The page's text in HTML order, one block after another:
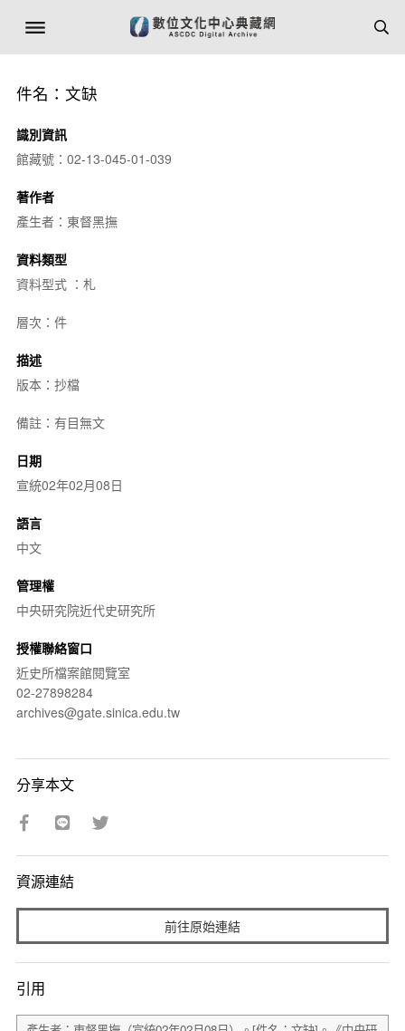
件名：文缺
識別資訊
館藏號：02-13-045-01-039
著作者
產生者：東督黑撫
資料類型
資料型式 ：札
層次：件
描述
版本：抄檔
備註：有目無文
日期
宣統02年02月08日
語言
中文
管理權
中央研究院近代史研究所
授權聯絡窗口
近史所檔案館閱覽室
02-27898284
archives@gate.sinica.edu.tw
分享本文
資源連結
前往原始連結
引用